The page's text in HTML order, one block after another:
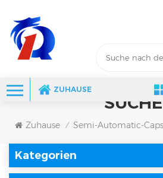
ZUHAUSE
SUCHE
Zuhause /
Kategorien